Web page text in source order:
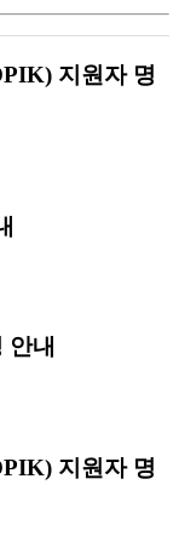
지원자 명
안내
지원자 명